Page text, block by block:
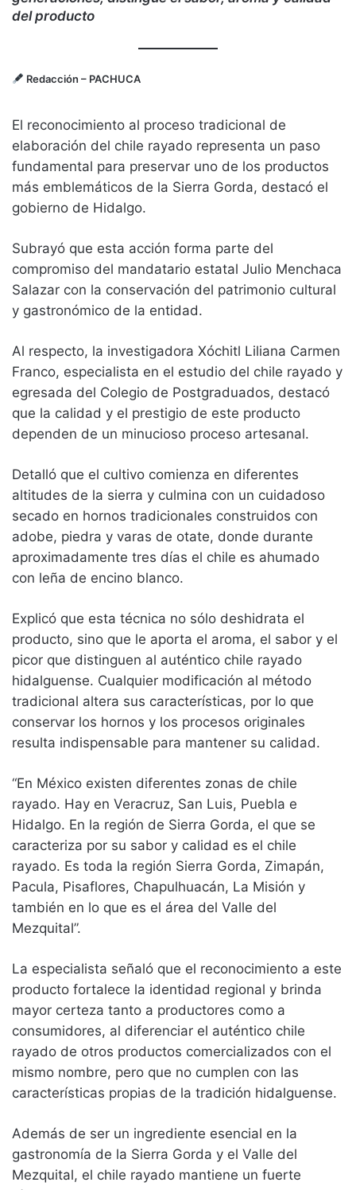
del producto
Redacción – PACHUCA
El reconocimiento al proceso tradicional de
elaboración del chile rayado representa un paso
fundamental para preservar uno de los productos
más emblemáticos de la Sierra Gorda, destacó el
gobierno de Hidalgo.
Subrayó que esta acción forma parte del
compromiso del mandatario estatal Julio Menchaca
Salazar con la conservación del patrimonio cultural
y gastronómico de la entidad.
Al respecto, la investigadora Xóchitl Liliana Carmen
Franco, especialista en el estudio del chile rayado y
egresada del Colegio de Postgraduados, destacó
que la calidad y el prestigio de este producto
dependen de un minucioso proceso artesanal.
Detalló que el cultivo comienza en diferentes
altitudes de la sierra y culmina con un cuidadoso
secado en hornos tradicionales construidos con
adobe, piedra y varas de otate, donde durante
aproximadamente tres días el chile es ahumado
con leña de encino blanco.
Explicó que esta técnica no sólo deshidrata el
producto, sino que le aporta el aroma, el sabor y el
picor que distinguen al auténtico chile rayado
hidalguense. Cualquier modificación al método
tradicional altera sus características, por lo que
conservar los hornos y los procesos originales
resulta indispensable para mantener su calidad.
“En México existen diferentes zonas de chile
rayado. Hay en Veracruz, San Luis, Puebla e
Hidalgo. En la región de Sierra Gorda, el que se
caracteriza por su sabor y calidad es el chile
rayado. Es toda la región Sierra Gorda, Zimapán,
Pacula, Pisaflores, Chapulhuacán, La Misión y
también en lo que es el área del Valle del
Mezquital”.
La especialista señaló que el reconocimiento a este
producto fortalece la identidad regional y brinda
mayor certeza tanto a productores como a
consumidores, al diferenciar el auténtico chile
rayado de otros productos comercializados con el
mismo nombre, pero que no cumplen con las
características propias de la tradición hidalguense.
Además de ser un ingrediente esencial en la
gastronomía de la Sierra Gorda y el Valle del
Mezquital, el chile rayado mantiene un fuerte